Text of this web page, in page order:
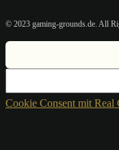
© 2023 gaming-grounds.de. All
Cookie Consent mit Real